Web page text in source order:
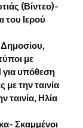
(Βίντεο)-
Ιερού
με
υπόθεση
την ταινία
ταινία, Ηλία
Σκαμμένοι